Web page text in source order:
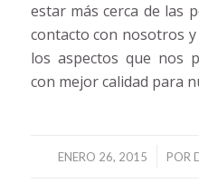
estar más cerca de las
contacto con nosotros
los aspectos que nos
con mejor calidad para
ENERO 26, 2015
/ POR